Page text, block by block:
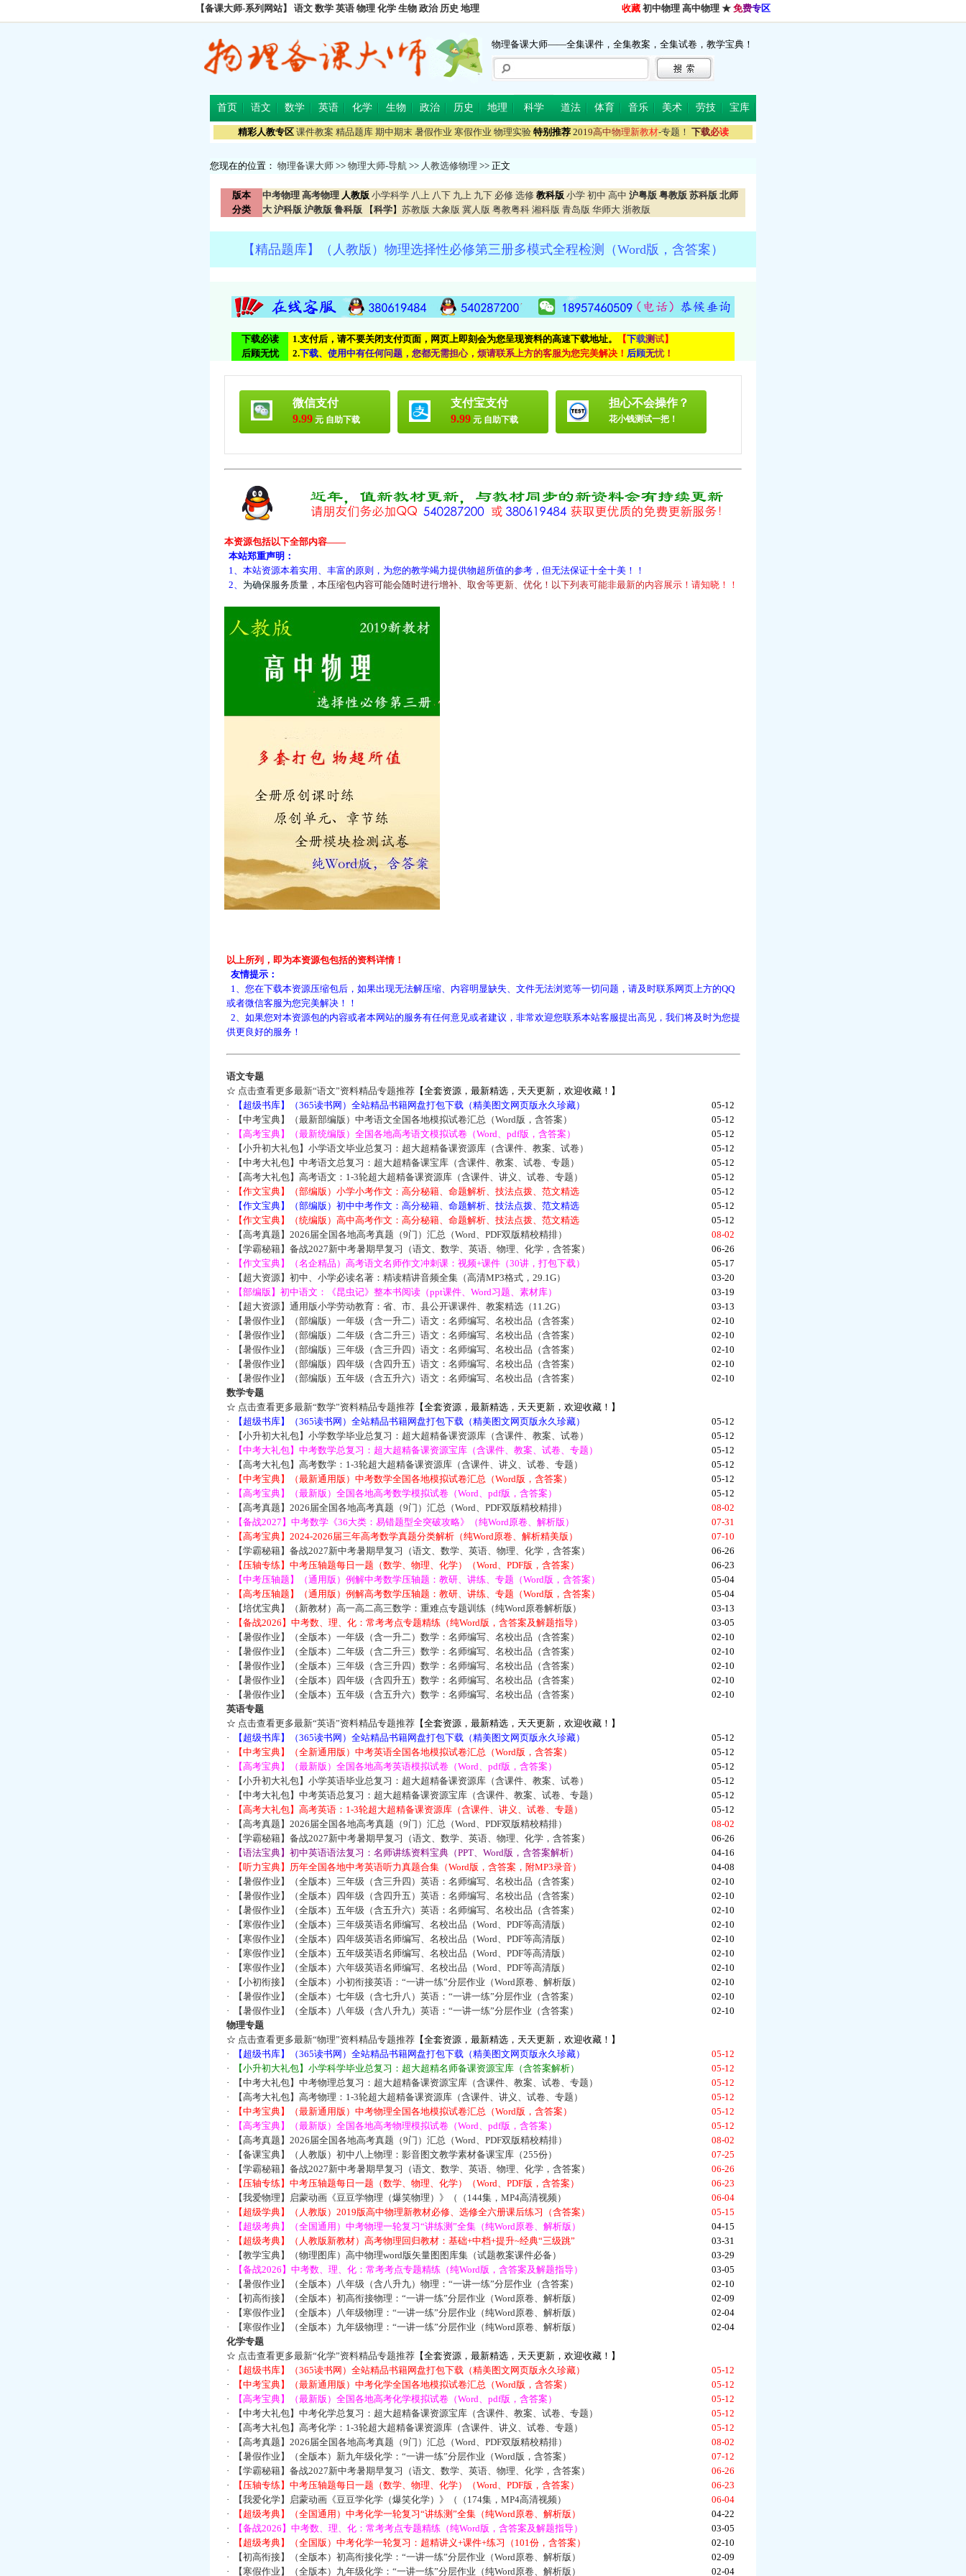
【备课大师-系列网站】 语文 数学 英语 物理 化学 生物 政治 历史 地理 收藏 初中物理 高中物理 ★ 免费专区
物理备课大师——全集课件，全集教案，全集试卷，教学宝典！
首页 语文 数学 英语 化学 生物 政治 历史 地理 科学 道法 体育 音乐 美术 劳技 宝库
精彩人教专区 课件教案 精品题库 期中期末 暑假作业 寒假作业 物理实验 特别推荐 2019高中物理新教材-专题！ 下载必读
您现在的位置： 物理备课大师 >> 物理大师-导航 >> 人教选修物理 >> 正文
版本
分类
中考物理 高考物理 人教版 小学科学 八上 八下 九上 九下 必修 选修 教科版 小学 初中 高中 沪粤版 粤教版 苏科版 北师
大 沪科版 沪教版 鲁科版 【科学】 苏教版 大象版 冀人版 粤教粤科 湘科版 青岛版 华师大 浙教版
【精品题库】（人教版）物理选择性必修第三册多模式全程检测（Word版，含答案）
下载必读
后顾无忧
1.支付后，请不要关闭支付页面，网页上即刻会为您呈现资料的高速下载地址。 【下载测试】
2.下载、 使用中有任何问题 ， 您都无需担心， 烦请联系上方的客服为您完美解决 ！ 后顾无忧！
微信支付
9.99 元 自助下载
支付宝支付
9.99 元 自助下载
担心不会操作？
花小钱测试一把！
本资源包括以下全部内容——
本站郑重声明：
1、本站资源本着实用、丰富的原则，为您的教学竭力提供物超所值的参考，但无法保证十全十美！！
2、 为确保服务质量 ， 本压缩包内容可能会随时进行增补、 取舍等更新、 优化 ！ 以下列 表可能非最新的内容展示 ！ 请知晓 ！ ！
以上所列，即为本资源包包括的资料详情！
友情提示：
1、您在下载本资源压缩包后，如果出现无法解压缩、内容明显缺失、文件无法浏览等一切问题，请及时联系网页上方的QQ
或者微信客服为您完美解决！！
2、如果您对本资源包的内容或者本网站的服务有任何意见或者建议，非常欢迎您联系本站客服提出高见，我们将及时为您提
供更良好的服务！
语文专题
☆ 点击查看更多最新“语文”资料精品专题推荐【全套资源，最新精选，天天更新，欢迎收藏！】
·
【超级书库】（365读书网）全站精品书籍网盘打包下载（精美图文网页版永久珍藏）
05-12
·
【中考宝典】（最新部编版）中考语文全国各地模拟试卷汇总（Word版，含答案）
05-12
·
【高考宝典】（最新统编版）全国各地高考语文模拟试卷（Word、pdf版，含答案）
05-12
·
【小升初大礼包】小学语文毕业总复习：超大超精备课资源库（含课件、教案、试卷）
05-12
·
【中考大礼包】中考语文总复习：超大超精备课宝库（含课件、教案、试卷、专题）
05-12
·
【高考大礼包】高考语文：1-3轮超大超精备课资源库（含课件、讲义、试卷、专题）
05-12
·
【作文宝典】（部编版）小学小考作文：高分秘籍、命题解析、技法点拨、范文精选
05-12
·
【作文宝典】（部编版）初中中考作文：高分秘籍、命题解析、技法点拨、范文精选
05-12
·
【作文宝典】（统编版）高中高考作文：高分秘籍、命题解析、技法点拨、范文精选
05-12
·
【高考真题】2026届全国各地高考真题（9门）汇总（Word、PDF双版精校精排）
08-02
·
【学霸秘籍】备战2027新中考暑期早复习（语文、数学、英语、物理、化学，含答案）
06-26
·
【作文宝典】（名企精品）高考语文名师作文冲刺课：视频+课件（30讲，打包下载）
05-17
·
【超大资源】初中、小学必读名著：精读精讲音频全集（高清MP3格式，29.1G）
03-20
·
【部编版】初中语文：《昆虫记》整本书阅读（ppt课件、Word习题、素材库）
03-19
·
【超大资源】通用版小学劳动教育：省、市、县公开课课件、教案精选（11.2G）
03-13
·
【暑假作业】（部编版）一年级（含一升二）语文：名师编写、名校出品（含答案）
02-10
·
【暑假作业】（部编版）二年级（含二升三）语文：名师编写、名校出品（含答案）
02-10
·
【暑假作业】（部编版）三年级（含三升四）语文：名师编写、名校出品（含答案）
02-10
·
【暑假作业】（部编版）四年级（含四升五）语文：名师编写、名校出品（含答案）
02-10
·
【暑假作业】（部编版）五年级（含五升六）语文：名师编写、名校出品（含答案）
02-10
数学专题
☆ 点击查看更多最新“数学”资料精品专题推荐【全套资源，最新精选，天天更新，欢迎收藏！】
·
【超级书库】（365读书网）全站精品书籍网盘打包下载（精美图文网页版永久珍藏）
05-12
·
【小升初大礼包】小学数学毕业总复习：超大超精备课资源库（含课件、教案、试卷）
05-12
·
【中考大礼包】中考数学总复习：超大超精备课资源宝库（含课件、教案、试卷、专题）
05-12
·
【高考大礼包】高考数学：1-3轮超大超精备课资源库（含课件、讲义、试卷、专题）
05-12
·
【中考宝典】（最新通用版）中考数学全国各地模拟试卷汇总（Word版，含答案）
05-12
·
【高考宝典】（最新版）全国各地高考数学模拟试卷（Word、pdf版，含答案）
05-12
·
【高考真题】2026届全国各地高考真题（9门）汇总（Word、PDF双版精校精排）
08-02
·
【备战2027】中考数学《36大类：易错题型全突破攻略》（纯Word原卷、解析版）
07-31
·
【高考宝典】2024-2026届三年高考数学真题分类解析（纯Word原卷、解析精美版）
07-10
·
【学霸秘籍】备战2027新中考暑期早复习（语文、数学、英语、物理、化学，含答案）
06-26
·
【压轴专练】中考压轴题每日一题（数学、物理、化学）（Word、PDF版，含答案）
06-23
·
【中考压轴题】（通用版）例解中考数学压轴题：教研、讲练、专题（Word版，含答案）
05-04
·
【高考压轴题】（通用版）例解高考数学压轴题：教研、讲练、专题（Word版，含答案）
05-04
·
【培优宝典】（新教材）高一高二高三数学：重难点专题训练（纯Word原卷解析版）
03-13
·
【备战2026】中考数、理、化：常考考点专题精练（纯Word版，含答案及解题指导）
03-05
·
【暑假作业】（全版本）一年级（含一升二）数学：名师编写、名校出品（含答案）
02-10
·
【暑假作业】（全版本）二年级（含二升三）数学：名师编写、名校出品（含答案）
02-10
·
【暑假作业】（全版本）三年级（含三升四）数学：名师编写、名校出品（含答案）
02-10
·
【暑假作业】（全版本）四年级（含四升五）数学：名师编写、名校出品（含答案）
02-10
·
【暑假作业】（全版本）五年级（含五升六）数学：名师编写、名校出品（含答案）
02-10
英语专题
☆ 点击查看更多最新“英语”资料精品专题推荐【全套资源，最新精选，天天更新，欢迎收藏！】
·
【超级书库】（365读书网）全站精品书籍网盘打包下载（精美图文网页版永久珍藏）
05-12
·
【中考宝典】（全新通用版）中考英语全国各地模拟试卷汇总（Word版，含答案）
05-12
·
【高考宝典】（最新版）全国各地高考英语模拟试卷（Word、pdf版，含答案）
05-12
·
【小升初大礼包】小学英语毕业总复习：超大超精备课资源库（含课件、教案、试卷）
05-12
·
【中考大礼包】中考英语总复习：超大超精备课资源宝库（含课件、教案、试卷、专题）
05-12
·
【高考大礼包】高考英语：1-3轮超大超精备课资源库（含课件、讲义、试卷、专题）
05-12
·
【高考真题】2026届全国各地高考真题（9门）汇总（Word、PDF双版精校精排）
08-02
·
【学霸秘籍】备战2027新中考暑期早复习（语文、数学、英语、物理、化学，含答案）
06-26
·
【语法宝典】初中英语语法复习：名师讲练资料宝典（PPT、Word版，含答案解析）
04-16
·
【听力宝典】历年全国各地中考英语听力真题合集（Word版，含答案，附MP3录音）
04-08
·
【暑假作业】（全版本）三年级（含三升四）英语：名师编写、名校出品（含答案）
02-10
·
【暑假作业】（全版本）四年级（含四升五）英语：名师编写、名校出品（含答案）
02-10
·
【暑假作业】（全版本）五年级（含五升六）英语：名师编写、名校出品（含答案）
02-10
·
【寒假作业】（全版本）三年级英语名师编写、名校出品（Word、PDF等高清版）
02-10
·
【寒假作业】（全版本）四年级英语名师编写、名校出品（Word、PDF等高清版）
02-10
·
【寒假作业】（全版本）五年级英语名师编写、名校出品（Word、PDF等高清版）
02-10
·
【寒假作业】（全版本）六年级英语名师编写、名校出品（Word、PDF等高清版）
02-10
·
【小初衔接】（全版本）小初衔接英语：“一讲一练”分层作业（Word原卷、解析版）
02-10
·
【暑假作业】（全版本）七年级（含七升八）英语：“一讲一练”分层作业（含答案）
02-10
·
【暑假作业】（全版本）八年级（含八升九）英语：“一讲一练”分层作业（含答案）
02-10
物理专题
☆ 点击查看更多最新“物理”资料精品专题推荐【全套资源，最新精选，天天更新，欢迎收藏！】
·
【超级书库】（365读书网）全站精品书籍网盘打包下载（精美图文网页版永久珍藏）
05-12
·
【小升初大礼包】小学科学毕业总复习：超大超精名师备课资源宝库（含答案解析）
05-12
·
【中考大礼包】中考物理总复习：超大超精备课资源宝库（含课件、教案、试卷、专题）
05-12
·
【高考大礼包】高考物理：1-3轮超大超精备课资源库（含课件、讲义、试卷、专题）
05-12
·
【中考宝典】（最新通用版）中考物理全国各地模拟试卷汇总（Word版，含答案）
05-12
·
【高考宝典】（最新版）全国各地高考物理模拟试卷（Word、pdf版，含答案）
05-12
·
【高考真题】2026届全国各地高考真题（9门）汇总（Word、PDF双版精校精排）
08-02
·
【备课宝典】（人教版）初中八上物理：影音图文教学素材备课宝库（255份）
07-25
·
【学霸秘籍】备战2027新中考暑期早复习（语文、数学、英语、物理、化学，含答案）
06-26
·
【压轴专练】中考压轴题每日一题（数学、物理、化学）（Word、PDF版，含答案）
06-23
·
【我爱物理】启蒙动画《豆豆学物理（爆笑物理）》（（144集，MP4高清视频）
06-04
·
【超级学典】（人教版）2019版高中物理新教材必修、选修全六册课后练习（含答案）
05-15
·
【超级考典】（全国通用）中考物理一轮复习“讲练测”全集（纯Word原卷、解析版）
04-15
·
【超级考典】（人教版新教材）高考物理回归教材：基础+中档+提升~经典“三级跳”
03-31
·
【教学宝典】（物理图库）高中物理word版矢量图图库集（试题教案课件必备）
03-29
·
【备战2026】中考数、理、化：常考考点专题精练（纯Word版，含答案及解题指导）
03-05
·
【暑假作业】（全版本）八年级（含八升九）物理：“一讲一练”分层作业（含答案）
02-10
·
【初高衔接】（全版本）初高衔接物理：“一讲一练”分层作业（Word原卷、解析版）
02-09
·
【寒假作业】（全版本）八年级物理：“一讲一练”分层作业（纯Word原卷、解析版）
02-04
·
【寒假作业】（全版本）九年级物理：“一讲一练”分层作业（纯Word原卷、解析版）
02-04
化学专题
☆ 点击查看更多最新“化学”资料精品专题推荐【全套资源，最新精选，天天更新，欢迎收藏！】
·
【超级书库】（365读书网）全站精品书籍网盘打包下载（精美图文网页版永久珍藏）
05-12
·
【中考宝典】（最新通用版）中考化学全国各地模拟试卷汇总（Word版，含答案）
05-12
·
【高考宝典】（最新版）全国各地高考化学模拟试卷（Word、pdf版，含答案）
05-12
·
【中考大礼包】中考化学总复习：超大超精备课资源宝库（含课件、教案、试卷、专题）
05-12
·
【高考大礼包】高考化学：1-3轮超大超精备课资源库（含课件、讲义、试卷、专题）
05-12
·
【高考真题】2026届全国各地高考真题（9门）汇总（Word、PDF双版精校精排）
08-02
·
【暑假作业】（全版本）新九年级化学：“一讲一练”分层作业（Word版，含答案）
07-12
·
【学霸秘籍】备战2027新中考暑期早复习（语文、数学、英语、物理、化学，含答案）
06-26
·
【压轴专练】中考压轴题每日一题（数学、物理、化学）（Word、PDF版，含答案）
06-23
·
【我爱化学】启蒙动画《豆豆学化学（爆笑化学）》（（174集，MP4高清视频）
06-04
·
【超级考典】（全国通用）中考化学一轮复习“讲练测”全集（纯Word原卷、解析版）
04-22
·
【备战2026】中考数、理、化：常考考点专题精练（纯Word版，含答案及解题指导）
03-05
·
【超级考典】（全国版）中考化学一轮复习：超精讲义+课件+练习（101份，含答案）
02-10
·
【初高衔接】（全版本）初高衔接化学：“一讲一练”分层作业（Word原卷、解析版）
02-09
·
【寒假作业】（全版本）九年级化学：“一讲一练”分层作业（纯Word原卷、解析版） 02-04